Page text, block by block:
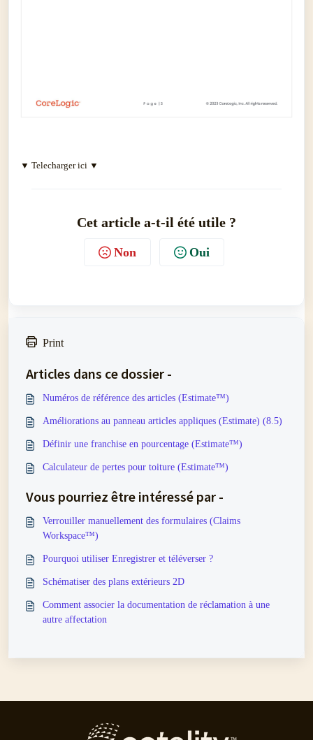
▼ Telecharger ici ▼
Cet article a-t-il été utile ?
Non Oui
Print
Articles dans ce dossier -
Numéros de référence des articles (Estimate™)
Améliorations au panneau articles appliques (Estimate) (8.5)
Définir une franchise en pourcentage (Estimate™)
Calculateur de pertes pour toiture (Estimate™)
Vous pourriez être intéressé par -
Verrouiller manuellement des formulaires (Claims
Workspace™)
Pourquoi utiliser Enregistrer et téléverser ?
Schématiser des plans extérieurs 2D
Comment associer la documentation de réclamation à une
autre affectation